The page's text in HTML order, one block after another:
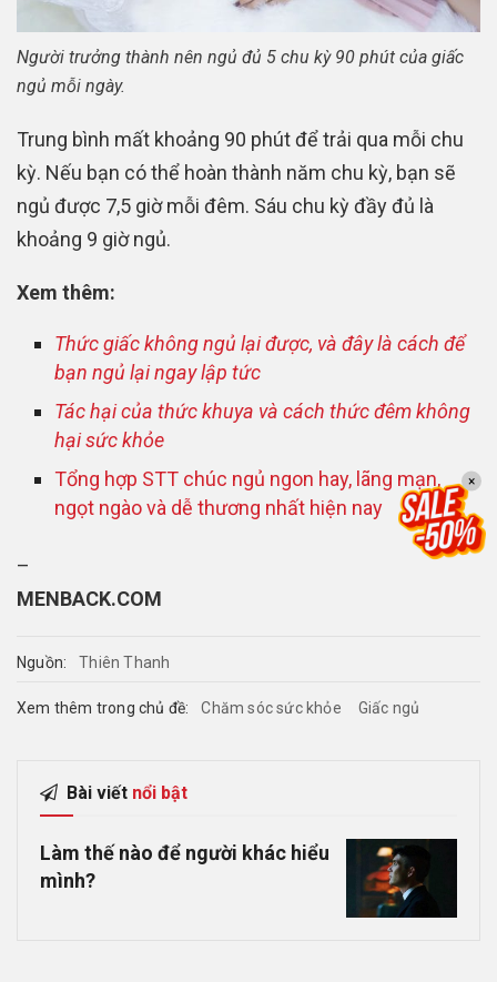
Người trưởng thành nên ngủ đủ 5 chu kỳ 90 phút của giấc
ngủ mỗi ngày.
Trung bình mất khoảng 90 phút để trải qua mỗi chu
kỳ. Nếu bạn có thể hoàn thành năm chu kỳ, bạn sẽ
ngủ được 7,5 giờ mỗi đêm. Sáu chu kỳ đầy đủ là
khoảng 9 giờ ngủ.
Xem thêm:
Thức giấc không ngủ lại được, và đây là cách để
bạn ngủ lại ngay lập tức
Tác hại của thức khuya và cách thức đêm không
hại sức khỏe
Tổng hợp STT chúc ngủ ngon hay, lãng mạn,
ngọt ngào và dễ thương nhất hiện nay
–
MENBACK.COM
Nguồn: Thiên Thanh
Xem thêm trong chủ đề: Chăm sóc sức khỏe Giấc ngủ
Bài viết nổi bật
Làm thế nào để người khác hiểu
mình?
×